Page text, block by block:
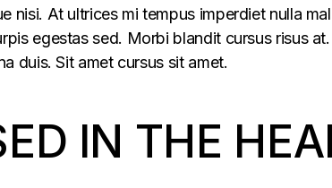
nisi. At ultrices mi tempus imperdiet nulla
egestas sed. Morbi blandit cursus risus
duis. Sit amet cursus sit amet.
IN THE